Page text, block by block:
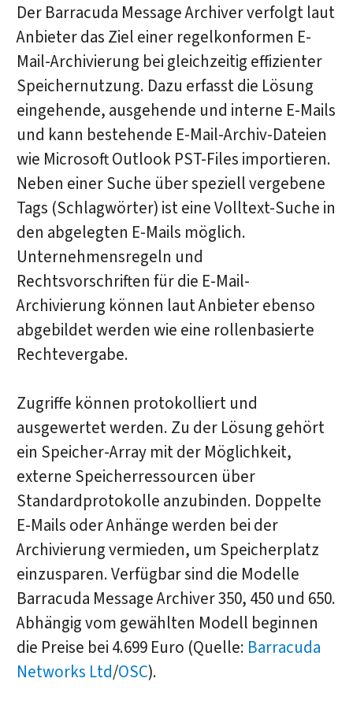
Der Barracuda Message Archiver verfolgt laut
Anbieter das Ziel einer regelkonformen E-
Mail-Archivierung bei gleichzeitig effizienter
Speichernutzung. Dazu erfasst die Lösung
eingehende, ausgehende und interne E-Mails
und kann bestehende E-Mail-Archiv-Dateien
wie Microsoft Outlook PST-Files importieren.
Neben einer Suche über speziell vergebene
Tags (Schlagwörter) ist eine Volltext-Suche in
den abgelegten E-Mails möglich.
Unternehmensregeln und
Rechtsvorschriften für die E-Mail-
Archivierung können laut Anbieter ebenso
abgebildet werden wie eine rollenbasierte
Rechtevergabe.
Zugriffe können protokolliert und
ausgewertet werden. Zu der Lösung gehört
ein Speicher-Array mit der Möglichkeit,
externe Speicherressourcen über
Standardprotokolle anzubinden. Doppelte
E-Mails oder Anhänge werden bei der
Archivierung vermieden, um Speicherplatz
einzusparen. Verfügbar sind die Modelle
Barracuda Message Archiver 350, 450 und 650.
Abhängig vom gewählten Modell beginnen
die Preise bei 4.699 Euro (Quelle: Barracuda
Networks Ltd/OSC).